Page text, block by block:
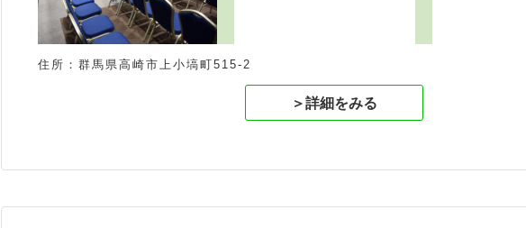
住所：群馬県高崎市上小塙町515-2
＞詳細をみる